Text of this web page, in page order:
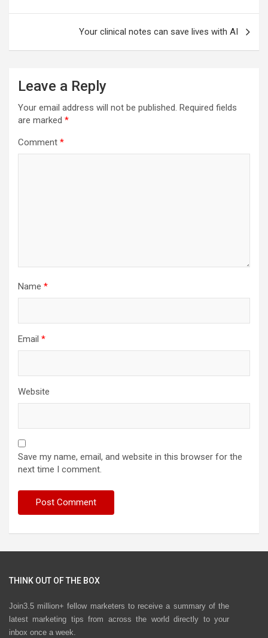
Your clinical notes can save lives with AI
Leave a Reply
Your email address will not be published. Required fields
are marked *
Comment *
Name *
Email *
Website
Save my name, email, and website in this browser for the
next time I comment.
THINK OUT OF THE BOX
Join3.5 million+ fellow marketers to receive a summary of the
latest marketing tips from across the world directly to your
inbox once a week.